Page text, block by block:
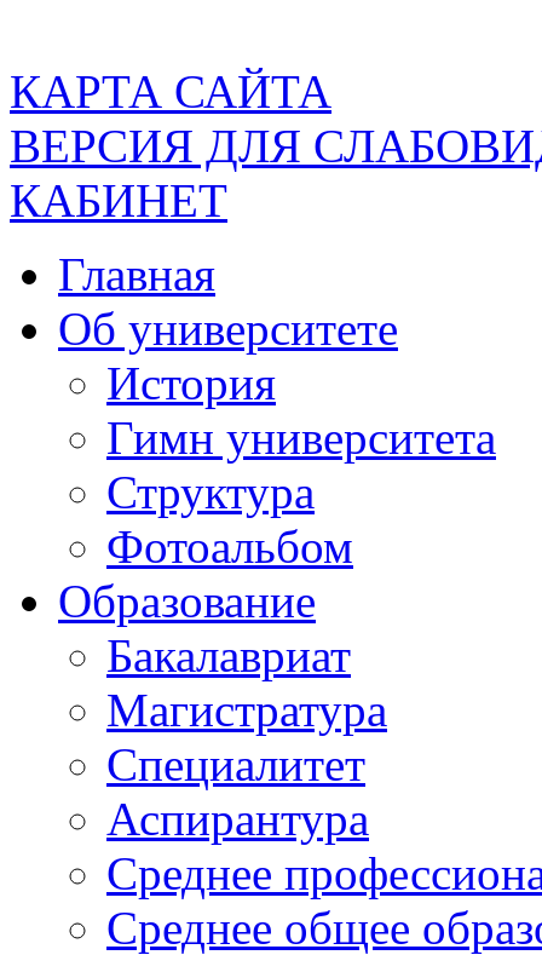
КАРТА САЙТА
ВЕРСИЯ ДЛЯ
КАБИНЕТ
Главная
Об университете
История
Гимн университета
Структура
Фотоальбом
Образование
Бакалавриат
Магистратура
Специалитет
Аспирантура
Среднее
Среднее общее